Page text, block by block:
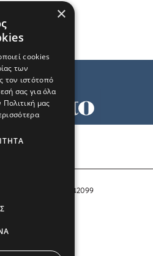
Μ.Η.Τ. 242099
2026 Το Μανιφέστο
×
cookies
των
τον ιστότοπό
σας για όλα
μας